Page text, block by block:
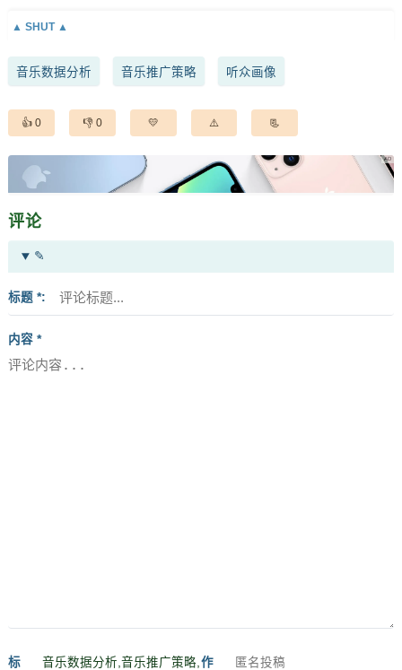
音乐数据分析 音乐推广策略 听众画像
0 0
评论
✎
标题 *
内容 *
标 作